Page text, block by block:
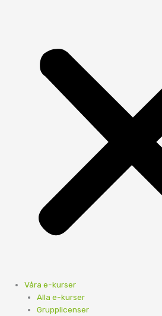
Våra e-kurser
Alla e-kurser
Grupplicenser